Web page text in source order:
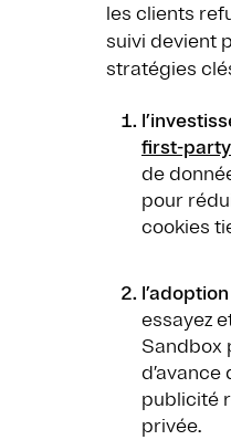
les clients
suivi devient
stratégies
first-party
de
pour
cookies
essayez
Sandbox
publicité
privée.